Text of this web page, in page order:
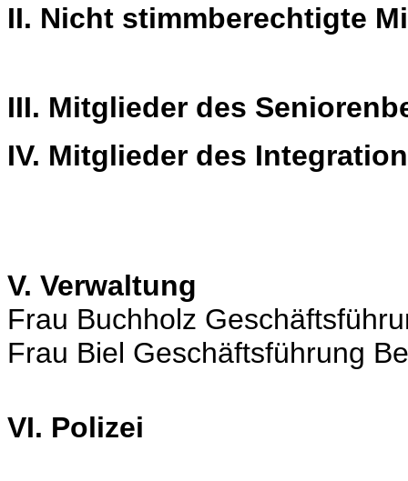
II. Nicht stimmberechtigte
III. Mitglieder des
IV. Mitglieder des
V. Verwaltung
Frau Buchholz
Frau Biel Geschäftsführung
VI. Polizei